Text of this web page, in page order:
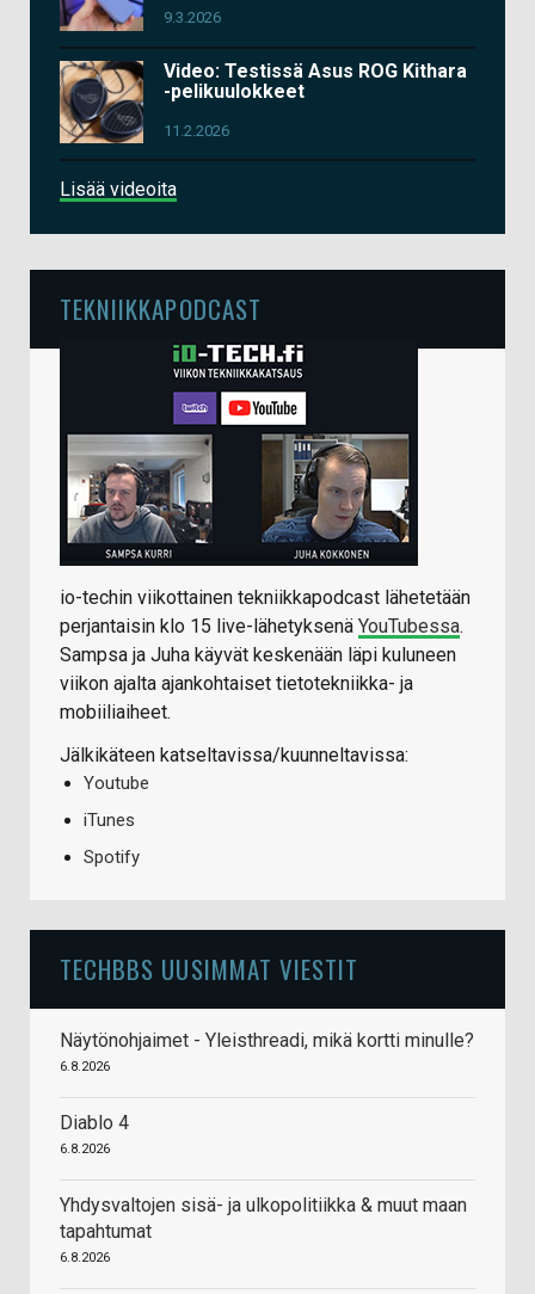
9.3.2026
Video: Testissä Asus ROG Kithara
-pelikuulokkeet
11.2.2026
Lisää videoita
TEKNIIKKAPODCAST
io-techin viikottainen tekniikkapodcast lähetetään
perjantaisin klo 15 live-lähetyksenä YouTubessa.
Sampsa ja Juha käyvät keskenään läpi kuluneen
viikon ajalta ajankohtaiset tietotekniikka- ja
mobiiliaiheet.
Jälkikäteen katseltavissa/kuunneltavissa:
Youtube
iTunes
Spotify
TECHBBS UUSIMMAT VIESTIT
Näytönohjaimet - Yleisthreadi, mikä kortti minulle?
6.8.2026
Diablo 4
6.8.2026
Yhdysvaltojen sisä- ja ulkopolitiikka & muut maan
tapahtumat
6.8.2026